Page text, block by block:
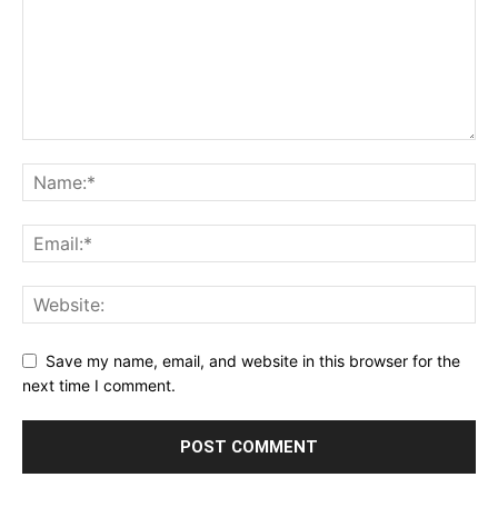
Save my name, email, and website in this browser for the
next time I comment.